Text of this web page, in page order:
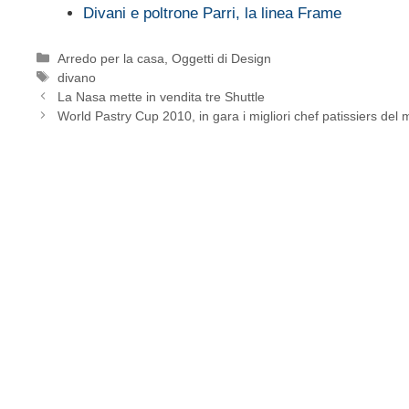
Divani e poltrone Parri, la linea Frame
Categorie
Arredo per la casa ,Oggetti di Design
Tag
divano
La Nasa mette in vendita tre Shuttle
World Pastry Cup 2010, in gara i migliori chef patissiers del